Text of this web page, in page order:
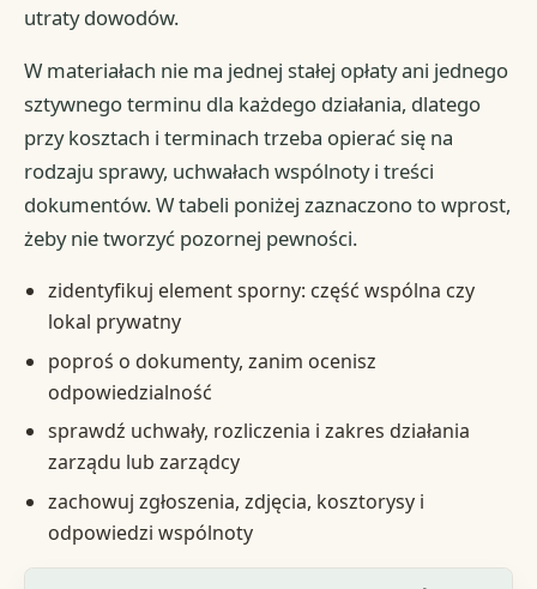
utraty dowodów.
W materiałach nie ma jednej stałej opłaty ani jednego
sztywnego terminu dla każdego działania, dlatego
przy kosztach i terminach trzeba opierać się na
rodzaju sprawy, uchwałach wspólnoty i treści
dokumentów. W tabeli poniżej zaznaczono to wprost,
żeby nie tworzyć pozornej pewności.
zidentyfikuj element sporny: część wspólna czy
lokal prywatny
poproś o dokumenty, zanim ocenisz
odpowiedzialność
sprawdź uchwały, rozliczenia i zakres działania
zarządu lub zarządcy
zachowuj zgłoszenia, zdjęcia, kosztorysy i
odpowiedzi wspólnoty